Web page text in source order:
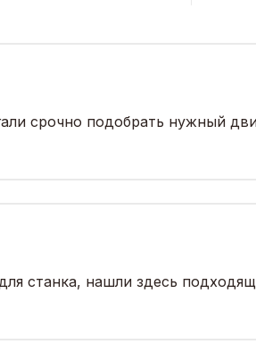
срочно подобрать нужный
станка, нашли здесь